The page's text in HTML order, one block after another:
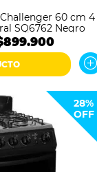
60 cm 4
SQ6762 Negro
28%
OFF